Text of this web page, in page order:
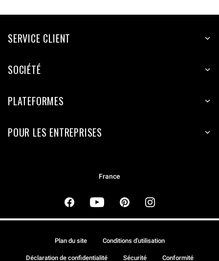
SERVICE CLIENT
SOCIÉTÉ
PLATEFORMES
POUR LES ENTREPRISES
France
Plan du site Conditions d'utilisation
Déclaration de confidentialité Sécurité Conformité